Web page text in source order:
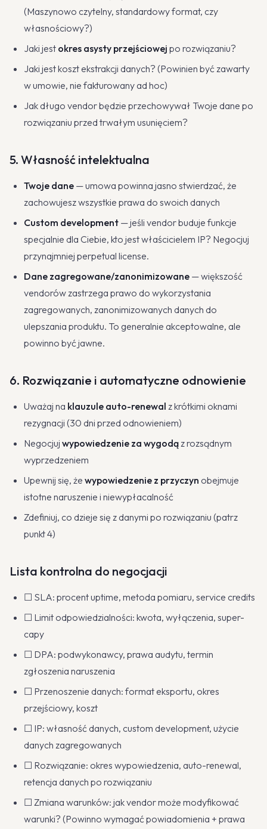
(Maszynowo czytelny, standardowy format, czy
własnościowy?)
Jaki jest okres asysty przejściowej po rozwiązaniu?
Jaki jest koszt ekstrakcji danych? (Powinien być zawarty
w umowie, nie fakturowany ad hoc)
Jak długo vendor będzie przechowywał Twoje dane po
rozwiązaniu przed trwałym usunięciem?
5. Własność intelektualna
Twoje dane — umowa powinna jasno stwierdzać, że
zachowujesz wszystkie prawa do swoich danych
Custom development — jeśli vendor buduje funkcje
specjalnie dla Ciebie, kto jest właścicielem IP? Negocjuj
przynajmniej perpetual license.
Dane zagregowane/zanonimizowane — większość
vendorów zastrzega prawo do wykorzystania
zagregowanych, zanonimizowanych danych do
ulepszania produktu. To generalnie akceptowalne, ale
powinno być jawne.
6. Rozwiązanie i automatyczne odnowienie
Uważaj na klauzule auto-renewal z krótkimi oknami
rezygnacji (30 dni przed odnowieniem)
Negocjuj wypowiedzenie za wygodąz rozsądnym
wyprzedzeniem
Upewnij się, że wypowiedzenie z przyczyn obejmuje
istotne naruszenie i niewypłacalność
Zdefiniuj, co dzieje się z danymi po rozwiązaniu (patrz
punkt 4)
Lista kontrolna do negocjacji
☐ SLA: procent uptime, metoda pomiaru, service credits
☐ Limit odpowiedzialności: kwota, wyłączenia, super-
capy
☐ DPA: podwykonawcy, prawa audytu, termin
zgłoszenia naruszenia
☐ Przenoszenie danych: format eksportu, okres
przejściowy, koszt
☐ IP: własność danych, custom development, użycie
danych zagregowanych
☐ Rozwiązanie: okres wypowiedzenia, auto-renewal,
retencja danych po rozwiązaniu
☐ Zmiana warunków: jak vendor może modyfikować
warunki? (Powinno wymagać powiadomienia + prawa